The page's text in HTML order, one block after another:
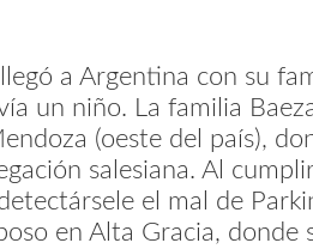
llegó a Argentina con su
un niño. La familia
(oeste del país),
salesiana. Al
el mal de
en Alta Gracia, donde